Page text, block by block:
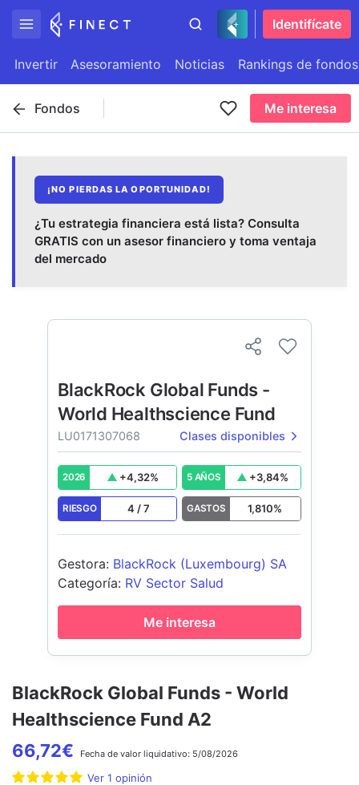
Identifícate
Invertir Asesoramiento Noticias Rankings de fondos
Fondos Me interesa
¡NO PIERDAS LA OPORTUNIDAD!
¿Tu estrategia financiera está lista? Consulta
GRATIS con un asesor financiero y toma ventaja
del mercado
BlackRock Global Funds - World
Healthscience Fund A2
66,72€ Fecha de valor liquidativo: 5/08/2026
Ver 1 opinión
BlackRock Global Funds -
World Healthscience Fund
LU0171307068 Clases disponibles
2026 +4,32% 5 AÑOS +3,84%
RIESGO 4 /7 GASTOS 1,810%
Gestora: BlackRock (Luxembourg) SA
Categoría: RV Sector Salud
Me interesa